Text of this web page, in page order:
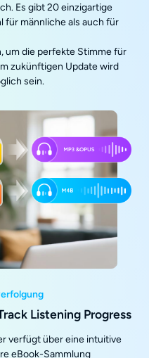
Es gibt 20 einzigartige
für männliche als auch für
um die perfekte Stimme für
zukünftigen Update wird
sein.
Listening Progress
verfügt über eine intuitive
eBook-Sammlung